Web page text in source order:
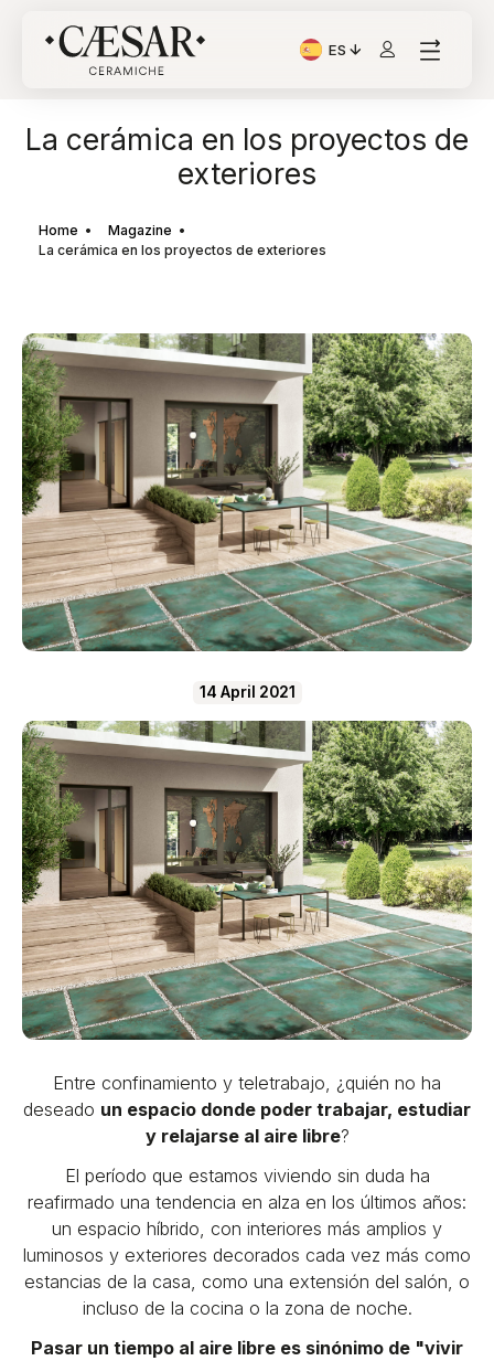
ES
Idioma actual: Italiano
La cerámica en los proyectos de
exteriores
Home
Magazine
La cerámica en los proyectos de exteriores
14 April 2021
Entre confinamiento y teletrabajo, ¿quién no ha
deseado un espacio donde poder trabajar, estudiar
y relajarse al aire libre?
El período que estamos viviendo sin duda ha
reafirmado una tendencia en alza en los últimos años:
un espacio híbrido, con interiores más amplios y
luminosos y exteriores decorados cada vez más como
estancias de la casa, como una extensión del salón, o
incluso de la cocina o la zona de noche.
Pasar un tiempo al aire libre es sinónimo de "vivir